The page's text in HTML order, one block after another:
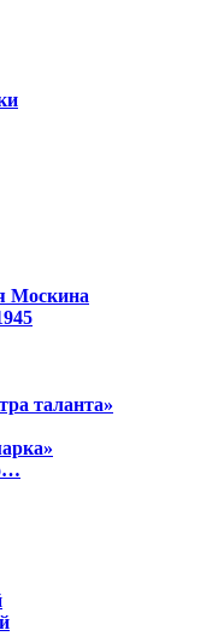
Москина
таланта»